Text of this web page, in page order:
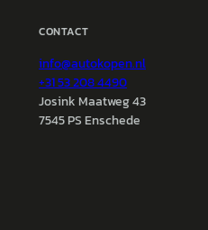
CONTACT
info@autokopen.nl
+31 53 208 4490
Josink Maatweg 43
7545 PS Enschede